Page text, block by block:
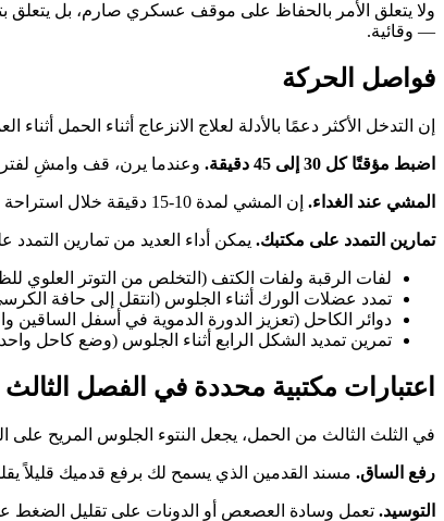
ولا يتعلق الأمر بالحفاظ على موقف عسكري صارم، بل يتعلق
— وقائية.
فواصل الحركة
إن التدخل الأكثر دعمًا بالأدلة لعلاج الانزعاج أثناء الحمل
اضبط مؤقتًا كل 30 إلى 45 دقيقة. وعندما يرن، قف وامشِ لفترة وجيزة وقم ببعض
المشي عند الغداء. إن المشي لمدة 10-15 دقيقة خلال استراحة الغداء يحافظ على الدورة الدموية ويوفر الحركة التي قد يفتقر إليها بقية اليوم.
تمارين التمدد على مكتبك. يمكن أداء العديد من تمارين
لفات الرقبة ولفات الكتف (التخلص من التوتر العلوي
تمدد عضلات الورك أثناء الجلوس (انتقل إلى حافة
دوائر الكاحل (تعزيز الدورة الدموية في أسفل الساقين
تمرين تمديد الشكل الرابع أثناء الجلوس (وضع كاحل
اعتبارات مكتبية محددة في الفصل الثالث
في الثلث الثالث من الحمل، يجعل النتوء الجلوس المريح
رفع الساق. مسند القدمين الذي يسمح لك برفع قدميك قليلاً
التوسيد. تعمل وسادة العصعص أو الدونات على تقليل الضغط